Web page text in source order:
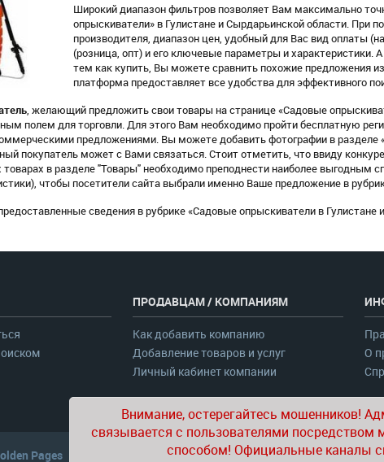
Широкий диапазон фильтров позволяет Вам максимально
опрыскиватели» в Гулистане и Сырдарьинской области. При
производителя, диапазон цен, удобный для Вас вид оплаты
(розница, опт) и его ключевые параметры и характеристики.
тем как купить, Вы можете сравнить похожие предложения
платформа предоставляет все удобства для эффективного
, желающий предложить свои товары на странице «Садовые
полем для торговли. Для этого Вам необходимо пройти бесплатную
предложениями. Вы можете добавить фотографии в разделе
покупатель может с Вами связаться. Стоит отметить, что ввиду
в разделе "Товары" необходимо преподнести наиболее выгодным
чтобы посетители сайта выбрали именно Ваше предложение в
сведения в рубрике «Садовые опрыскиватели в Гулистане
ПРОДАВЦАМ / КОМПАНИЯМ
Как добавить компанию
Добавление товаров и услуг
Личный кабинет компании
О
Pages © 2020-2026
Внимание, остерегайтесь мошенников!
связывается с пользователями посредством
способом! Официальные каналы